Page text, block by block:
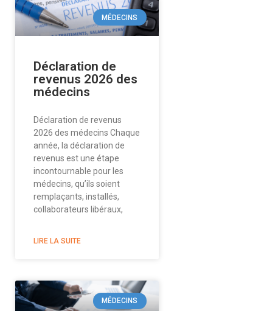
MÉDECINS
Déclaration de
revenus 2026 des
médecins
Déclaration de revenus
2026 des médecins Chaque
année, la déclaration de
revenus est une étape
incontournable pour les
médecins, qu’ils soient
remplaçants, installés,
collaborateurs libéraux,
LIRE LA SUITE
MÉDECINS